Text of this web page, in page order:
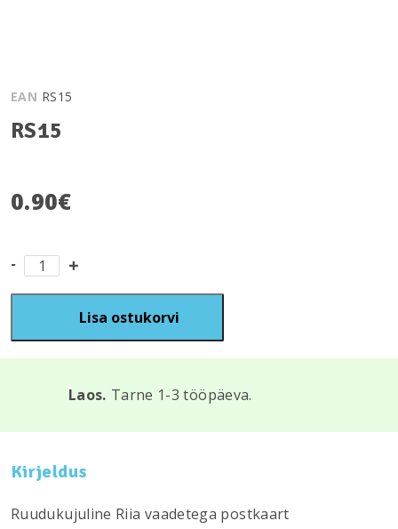
EAN RS15
RS15
0.90€
RS15
kogus
Lisa ostukorvi
Laos. Tarne 1-3 tööpäeva.
Kirjeldus
Ruudukujuline Riia vaadetega postkaart